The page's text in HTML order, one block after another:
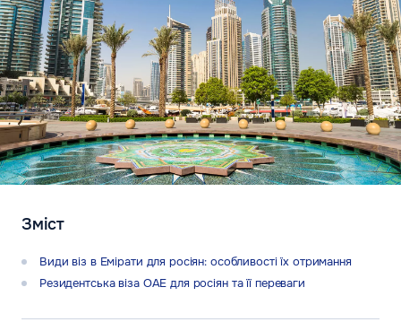
Зміст
Види віз в Емірати для росіян: особливості їх отримання
Резидентська віза ОАЕ для росіян та її переваги